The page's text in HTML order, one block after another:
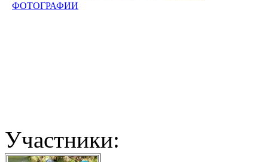
ФОТОГРАФИИ
Участники: